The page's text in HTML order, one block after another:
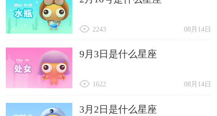
08月14日
2243
9月3日是什么星座
08月14日
1622
3月2日是什么星座